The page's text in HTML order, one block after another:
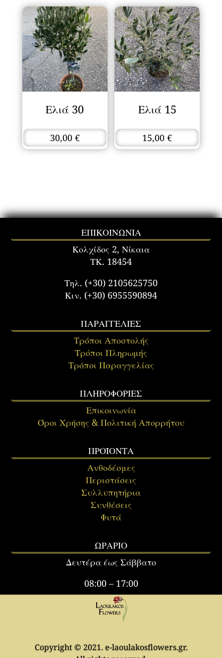
Ελιά 30
30,00 €
Ελιά 15
15,00€
ΕΠΙΚΟΙΝΩΝΙΑ
Κολχίδος 2, Νίκαια
ΤΚ. 18454
Τηλ. (+30) 2105625750
Κιν. (+30) 6955590894
ΠΑΡΑΓΓΕΛΙΕΣ
Τρόποι Αποστολής
Τρόποι Πληρωμής
Τρόποι Παραγγελίας
ΠΛΗΡΟΦΟΡΙΕΣ
Επικοινωνία
Όροι Χρήσης & Πολιτική Απορρήτου
ΠΡΟΪΟΝΤΑ
Ανθοδέσμες
Περιστάσεις
Συλλυπητήρια
Συνθέσεις
Φυτά
ΩΡΑΡΙΟ
Δευτέρα έως Σάββατο
08:00 – 17:00
Copyright © 2021. e-laoulakosflowers.gr.